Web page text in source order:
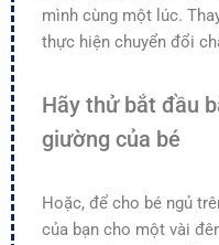
mình cùng một lúc.
thực hiện chuyển đổi
Hãy thử bắt đầu
giường của bé
Hoặc, để cho bé ngủ
của bạn cho một vài